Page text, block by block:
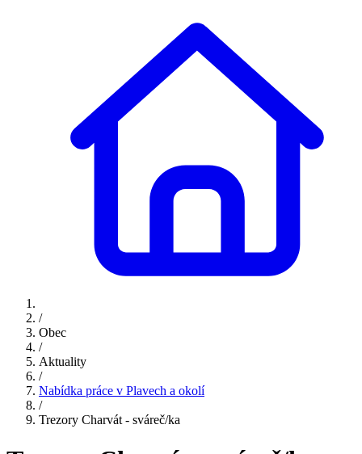
/
Obec
/
Aktuality
/
Nabídka práce v Plavech a okolí
/
Trezory Charvát - sváreč/ka